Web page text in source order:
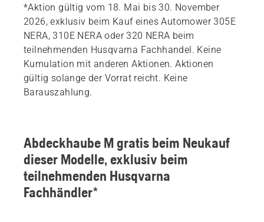
*Aktion gültig vom 18. Mai bis 30. November
2026, exklusiv beim Kauf eines Automower 305E
NERA, 310E NERA oder 320 NERA beim
teilnehmenden Husqvarna Fachhandel. Keine
Kumulation mit anderen Aktionen. Aktionen
gültig solange der Vorrat reicht. Keine
Barauszahlung.
Abdeckhaube M gratis beim Neukauf
dieser Modelle, exklusiv beim
teilnehmenden Husqvarna
Fachhändler*